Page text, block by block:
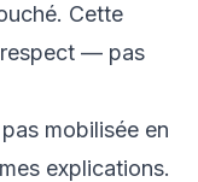
Cette
respect — pas
pas mobilisée en
explications.